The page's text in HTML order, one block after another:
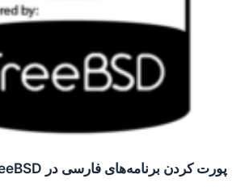
پورت کردن برنامه‌های فارسی در FreeBSD